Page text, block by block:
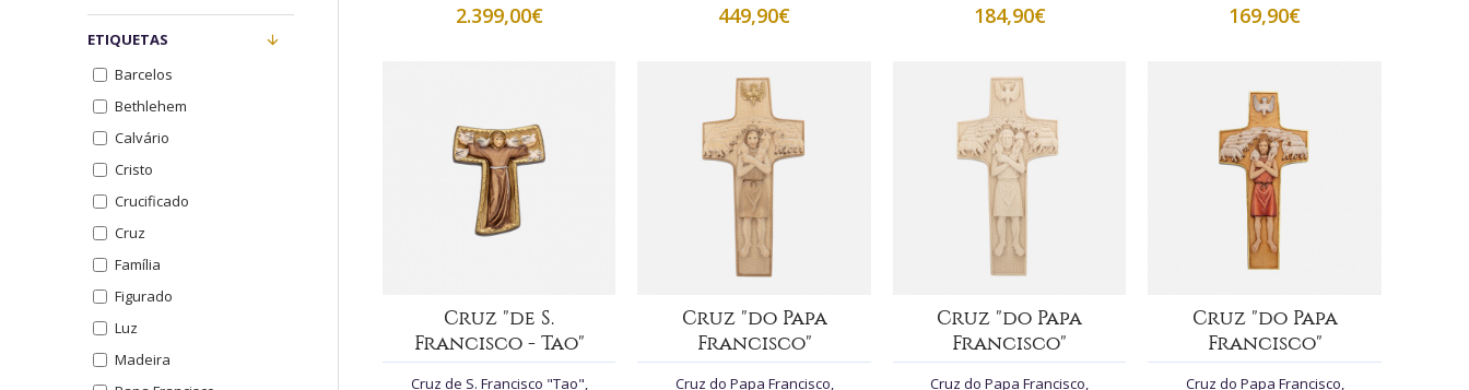
ETIQUETAS
Barcelos
Bethlehem
Calvário
Cristo
Crucificado
Cruz
Família
Figurado
Luz
Madeira
2.399,00€ 449,90€ 184,90€ 169,90€
Cruz "de S.
Francisco - Tao"
Cruz de S. Francisco "Tao",
Cruz "do Papa
Francisco"
Cruz do Papa Francisco,
Cruz "do Papa
Francisco"
Cruz do Papa Francisco,
Cruz "do Papa
Francisco"
Cruz do Papa Francisco,